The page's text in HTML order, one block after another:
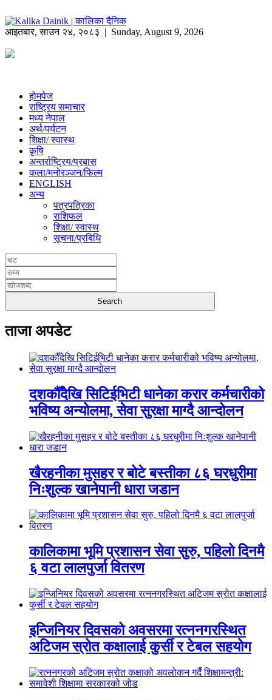
आइतबार,साउन २४, २०८३ | Sunday, August 9, 2026
होमपेज
राष्ट्रिय समाचार
मध्य नेपाल
अर्थ/पर्यटन
शिक्षा/ स्वास्थ
कृषि
अन्तर्राष्ट्रिय/प्रबास
कला/मनोरञ्जन/फिल्म
ENGLISH
अन्य
पत्रपत्रिका
राशिफल
शिक्षा/ स्वास्थ
सूचना/प्रबिधि
ताजा अपडेट
दशकौँदेखि सिटिईभिटी धानेका करार कर्मचारीको
भविष्य अन्योलमा, सेवा सुरक्षा माग्दै आन्दोलन
खैरहनीका मुसहर र बोटे बस्तीका ८६ घरधुरीमा
निःशुल्क खानेपानी धारा जडान
कालिकामा भूमि प्रशासन सेवा सुरु, पहिलो दिनमै
६ वटा लालपुर्जा वितरण
इन्जिनियर दिवसको अवसरमा रत्ननगरस्थित
अटिजम स्रोत कक्षालाई कुर्सी र टेबल सहयोग